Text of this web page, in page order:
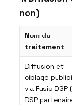
non)
Nom du
traitement
Diffusion et
ciblage
via Fusio DSP
DSP